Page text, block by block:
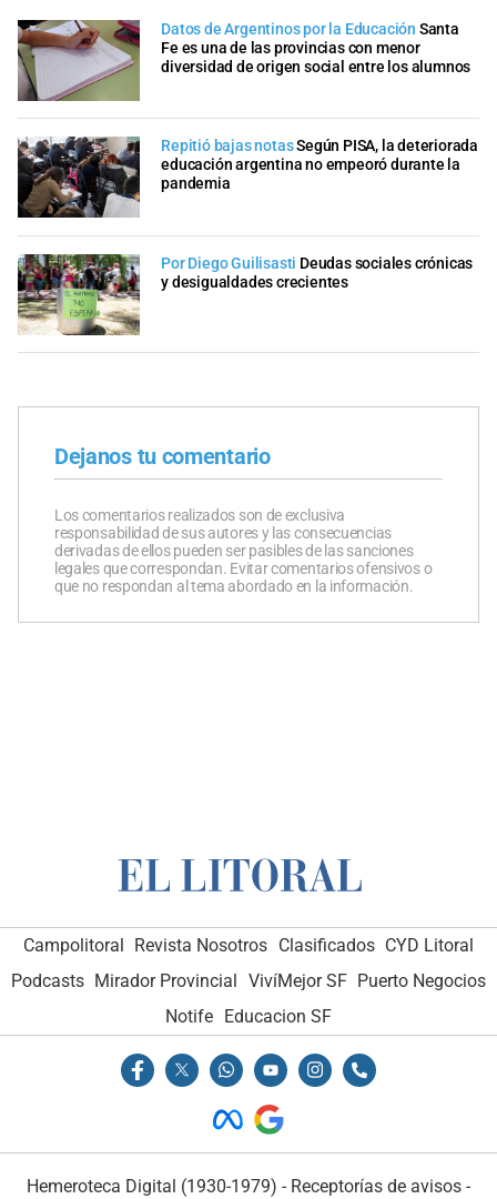
Datos de Argentinos por la Educación Santa
Fe es una de las provincias con menor
diversidad de origen social entre los alumnos
Repitió bajas notasSegún PISA, la deteriorada
educación argentina no empeoró durante la
pandemia
Por Diego Guilisasti Deudas sociales crónicas
y desigualdades crecientes
Dejanos tu comentario
Los comentarios realizados son de exclusiva
responsabilidad de sus autores y las consecuencias
derivadas de ellos pueden ser pasibles de las sanciones
legales que correspondan. Evitar comentarios ofensivos o
que no respondan al tema abordado en la información.
Campolitoral Revista Nosotros Clasificados CYD Litoral
Podcasts Mirador Provincial VivíMejor SF Puerto Negocios
Notife Educacion SF
Hemeroteca Digital (1930-1979) - Receptorías de avisos -